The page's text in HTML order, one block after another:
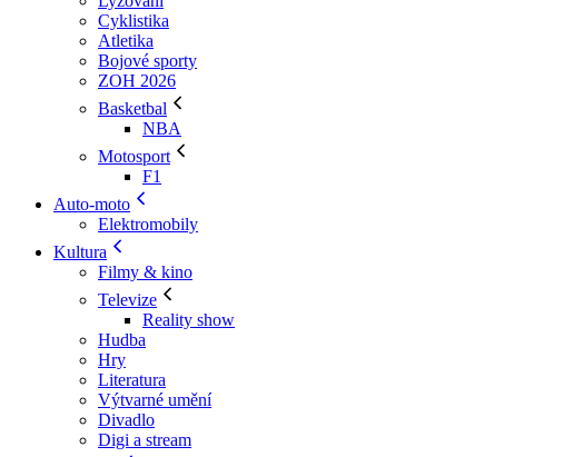
Cyklistika
Atletika
Bojové sporty
ZOH 2026
Basketbal
NBA
Motosport
F1
Auto-moto
Elektromobily
Kultura
Filmy & kino
Televize
Reality show
Hudba
Hry
Literatura
Výtvarné umění
Divadlo
Digi a stream